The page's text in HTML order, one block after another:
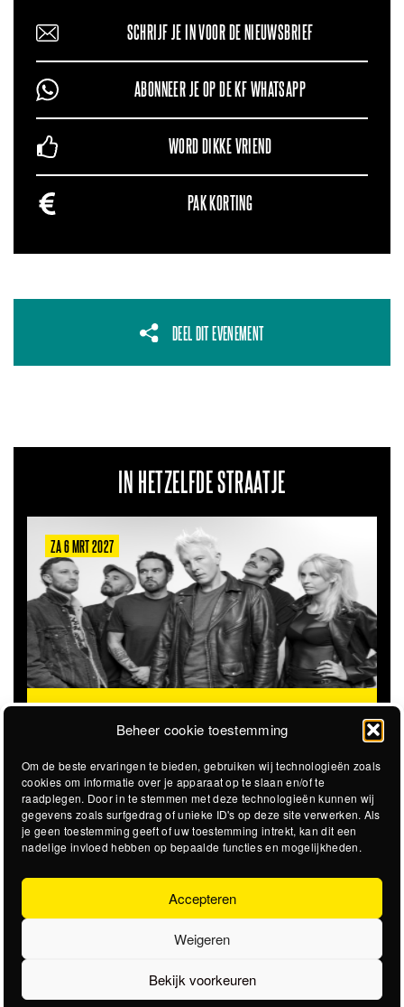
Beheer cookie toestemming
Om de beste ervaringen te bieden, gebruiken wij technologieën zoals
cookies om informatie over je apparaat op te slaan en/of te
raadplegen. Door in te stemmen met deze technologieën kunnen wij
gegevens zoals surfgedrag of unieke ID's op deze site verwerken. Als
je geen toestemming geeft of uw toestemming intrekt, kan dit een
nadelige invloed hebben op bepaalde functies en mogelijkheden.
Accepteren
Weigeren
Bekijk voorkeuren
SCHRIJF JE IN VOOR DE NIEUWSBRIEF
ABONNEER JE OP DE KF WHATSAPP
WORD DIKKE VRIEND
PAK KORTING
DEEL DIT EVENEMENT
IN HETZELFDE STRAATJE
ZA 6 MRT 2027